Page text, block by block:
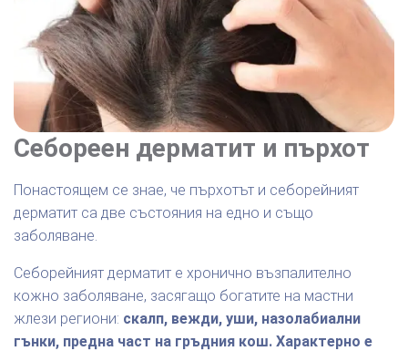
Себореен дерматит и пърхот
Понастоящем се знае, че пърхотът и себорейният
дерматит са две състояния на едно и също
заболяване.
Себорейният дерматит е хронично възпалително
кожно заболяване, засягащо богатите на мастни
жлези региони: скалп, вежди, уши, назолабиални
гънки, предна част на гръдния кош. Характерно е